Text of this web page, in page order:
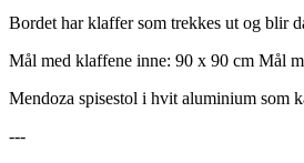
Bordet har klaffer som trekkes ut og blir
Mål med klaffene inne: 90 x 90 cm Mål
Mendoza spisestol i hvit aluminium som
---